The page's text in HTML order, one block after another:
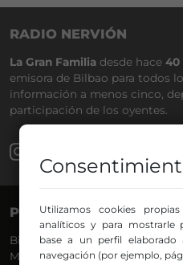
RADIO NERVIÓN
La Gran Familia desde hace 40
emisora de Bilbao para todos
información a menos cinco,
participación de los oyentes.
PROGRAMAS
Bilbosport
Más Música
Utilizamos cookies
analíticos y para mostrarle
base a un perfil
navegación (por ejemplo,